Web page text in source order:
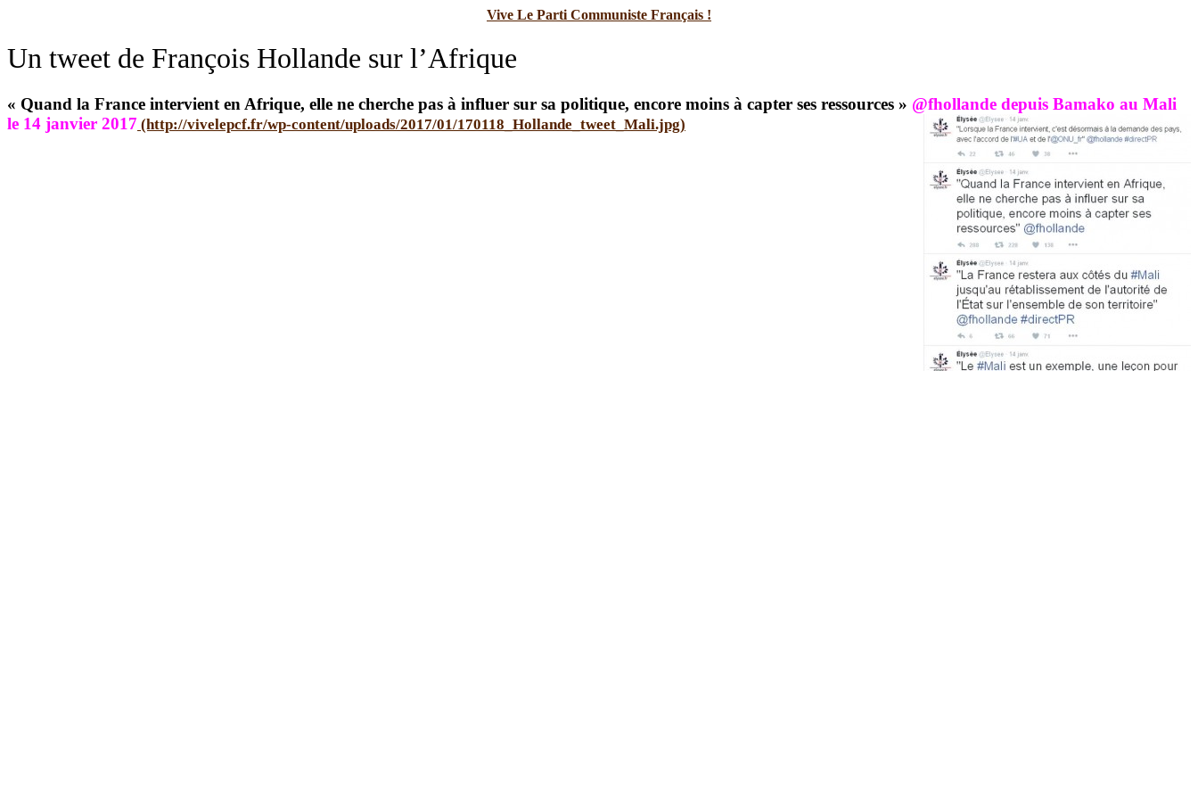
Vive Le Parti Communiste Français !
Un tweet de François Hollande sur l’Afrique
« Quand la France intervient en Afrique, elle ne cherche pas à influer sur sa politique, encore moins à capter ses ressources » @fhollande depuis Bamako au Mali
le 14 janvier 2017